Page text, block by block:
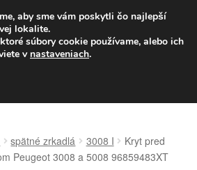
233 221 276
spätné zrkadlá 3008 I
Kryt pred
Peugeot 3008 a 5008 96859483XT
aby sme vám poskytli čo najlepší
lokalite.
súbory cookie používame, alebo ich
v nastaveniach.